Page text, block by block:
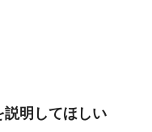
明してほしい